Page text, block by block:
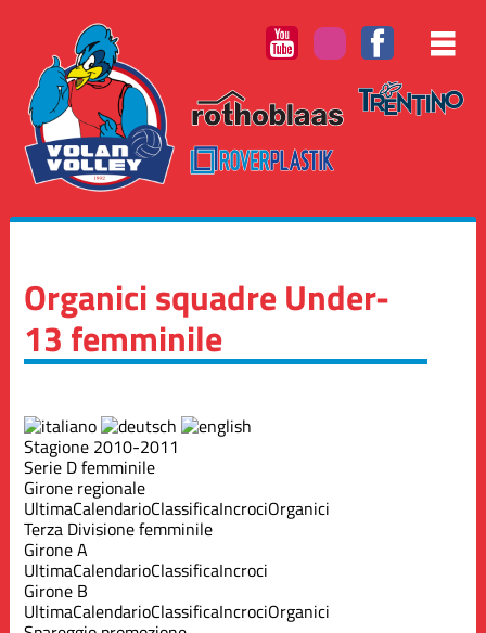
Organici squadre Under-
13 femminile
Stagione 2010-2011
Serie D femminile
Girone regionale
UltimaCalendarioClassificaIncrociOrganici
Terza Divisione femminile
Girone A
UltimaCalendarioClassificaIncroci
Girone B
UltimaCalendarioClassificaIncrociOrganici